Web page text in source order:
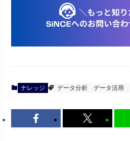
ナレッジ データ分析 データ活用